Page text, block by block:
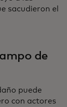
sacudieron el
de
puede
con actores